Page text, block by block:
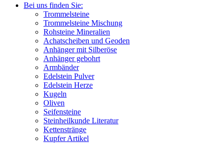
Bei uns finden Sie:
Trommelsteine
Trommelsteine Mischung
Rohsteine Mineralien
Achatscheiben und Geoden
Anhänger mit Silberöse
Anhänger gebohrt
Armbänder
Edelstein Pulver
Edelstein Herze
Kugeln
Oliven
Seifensteine
Steinheilkunde Literatur
Kettenstränge
Kupfer Artikel